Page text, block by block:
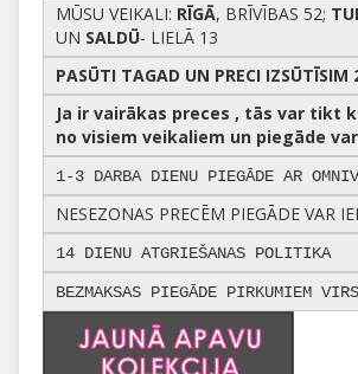
MŪSU VEIKALI: RĪGĀ, BRĪVĪBAS 52;
UN SALDŪ- LIELĀ 13
PASŪTI TAGAD UN PRECI IZSŪTĪSIM
Ja ir vairākas preces , tās var tikt
no visiem veikaliem un piegāde
1-3 DARBA DIENU PIEGĀDE AR
NESEZONAS PRECĒM PIEGĀDE VAR
14 DIENU ATGRIEŠANAS POLITIKA
BEZMAKSAS PIEGĀDE PIRKUMIEM